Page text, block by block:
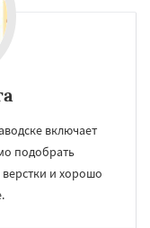
включает
подобрать
и хорошо